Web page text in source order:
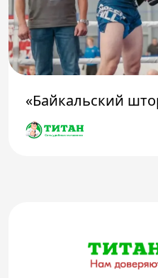
«Байкальский